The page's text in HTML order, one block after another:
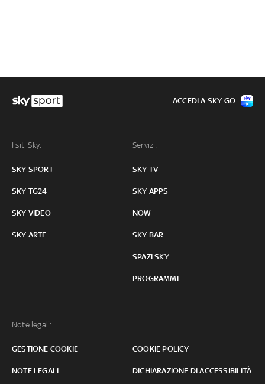
I siti Sky:
SKY SPORT
SKY TG24
SKY VIDEO
SKY ARTE
Servizi:
SKY TV
SKY APPS
NOW
SKY BAR
SPAZI SKY
PROGRAMMI
Note legali:
GESTIONE COOKIE COOKIE POLICY
NOTE LEGALI DICHIARAZIONE DI ACCESSIBILITÀ
ACCEDI A SKY GO